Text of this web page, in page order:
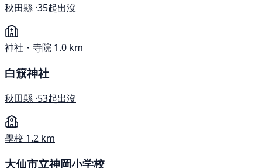
秋田縣 ·35起出沒
神社・寺院 1.0 km
白簱神社
秋田縣 ·53起出沒
學校 1.2 km
大仙市立神岡小学校